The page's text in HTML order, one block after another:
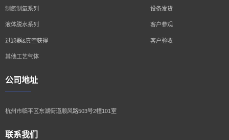
制氮制氧系列
液体脱水系列
过滤器&真空获得
其他工艺气体
设备发货
客户参观
客户验收
公司地址
杭州市临平区东湖街道顺风路503号2幢101室
联系我们